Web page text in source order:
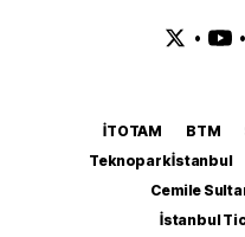
• •
İTOTAM BTM
Teknopark İstanbul
Cemile
İstanbul